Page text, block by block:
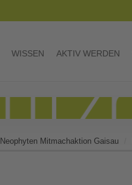
WISSEN AKTIV WERDEN
Neophyten Mitmachaktion Gaisau